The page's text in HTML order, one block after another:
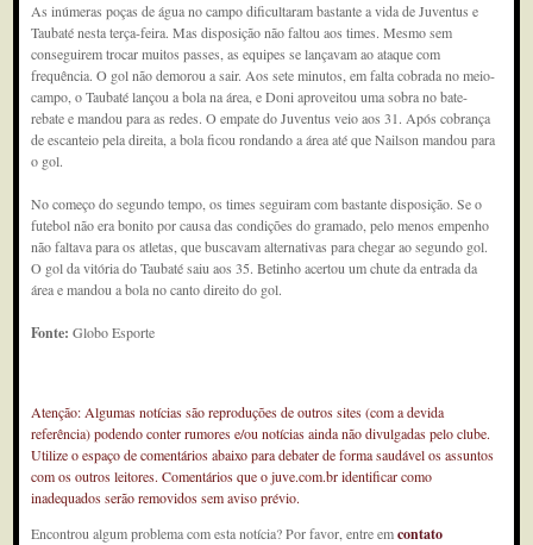
As inúmeras poças de água no campo dificultaram bastante a vida de Juventus e
Taubaté nesta terça-feira. Mas disposição não faltou aos times. Mesmo sem
conseguirem trocar muitos passes, as equipes se lançavam ao ataque com
frequência. O gol não demorou a sair. Aos sete minutos, em falta cobrada no meio-
campo, o Taubaté lançou a bola na área, e Doni aproveitou uma sobra no bate-
rebate e mandou para as redes. O empate do Juventus veio aos 31. Após cobrança
de escanteio pela direita, a bola ficou rondando a área até que Nailson mandou para
o gol.
No começo do segundo tempo, os times seguiram com bastante disposição. Se o
futebol não era bonito por causa das condições do gramado, pelo menos empenho
não faltava para os atletas, que buscavam alternativas para chegar ao segundo gol.
O gol da vitória do Taubaté saiu aos 35. Betinho acertou um chute da entrada da
área e mandou a bola no canto direito do gol.
Fonte:Globo Esporte
Atenção: Algumas notícias são reproduções de outros sites (com a devida
referência) podendo conter rumores e/ou notícias ainda não divulgadas pelo clube.
Utilize o espaço de comentários abaixo para debater de forma saudável os assuntos
com os outros leitores. Comentários que o juve.com.br identificar como
inadequados serão removidos sem aviso prévio.
Encontrou algum problema com esta notícia? Por favor, entre emcontato